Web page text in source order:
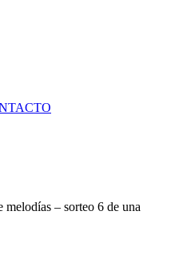
– sorteo 6 de una